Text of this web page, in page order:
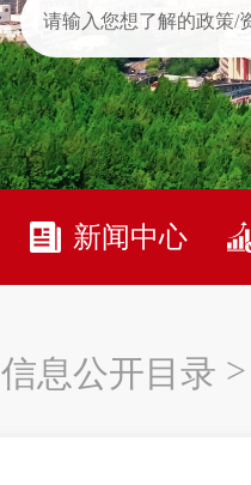
新闻中心
信息公开目录 >